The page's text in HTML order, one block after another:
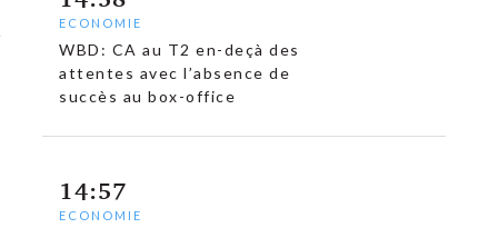
ECONOMIE
WBD: CA au T2 en-deçà des
attentes avec l’absence de
succès au box-office
14:57
ECONOMIE